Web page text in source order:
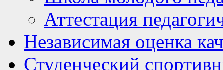
Аттестация
Независимая оценка
Студенческий